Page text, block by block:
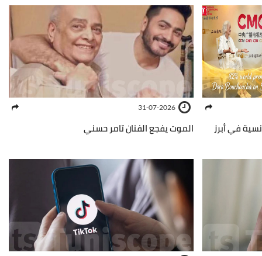
في أبرز
31-07-2026
الموت يفجع الفنان تامر حسني